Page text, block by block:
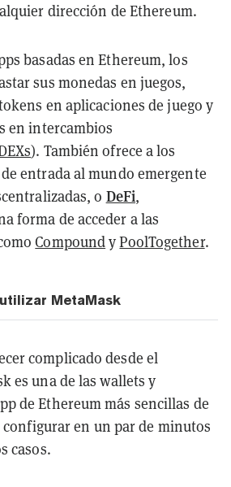
dirección de Ethereum.
basadas en Ethereum, los
sus monedas en juegos,
en aplicaciones de juego y
en intercambios
). También ofrece a los
entrada al mundo emergente
o DeFi,
forma de acceder a las
CompoundyPoolTogether.
MetaMask
complicado desde el
es una de las wallets y
de Ethereum más sencillas de
en un par de minutos
casos.